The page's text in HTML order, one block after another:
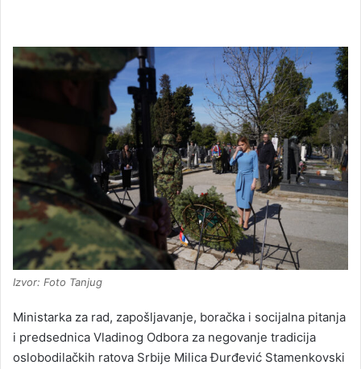
Izvor: Foto Tanjug
Ministarka za rad, zapošljavanje, boračka i socijalna pitanja
i predsednica Vladinog Odbora za negovanje tradicija
oslobodilačkih ratova Srbije Milica Đurđević Stamenkovski